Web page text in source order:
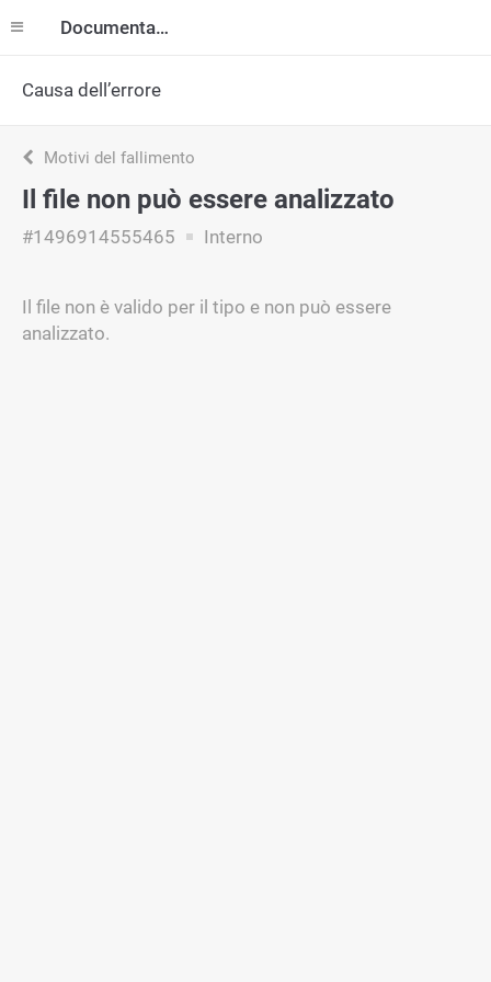
Documentazione
Causa dell’errore
Motivi del fallimento
Il file non può essere analizzato
#1496914555465 Interno
Il file non è valido per il tipo e non può essere
analizzato.